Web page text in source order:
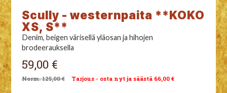
Scully - westernpaita **KOKO
XS, S**
Denim, beigen värisellä yläosan ja hihojen
brodeerauksella
59,00 €
125,00 € Tarjous - osta nyt ja säästä 66,00 €